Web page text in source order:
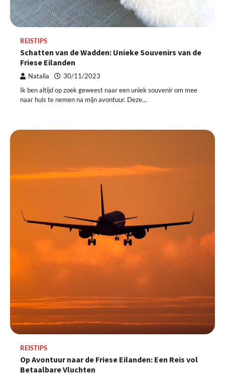
REISTIPS
Schatten van de Wadden: Unieke Souvenirs van de
Friese Eilanden
Natalia 30/11/2023
Ik ben altijd op zoek geweest naar een uniek souvenir om mee
naar huis te nemen na mijn avontuur. Deze…
REISTIPS
Op Avontuur naar de Friese Eilanden: Een Reis vol
Betaalbare Vluchten